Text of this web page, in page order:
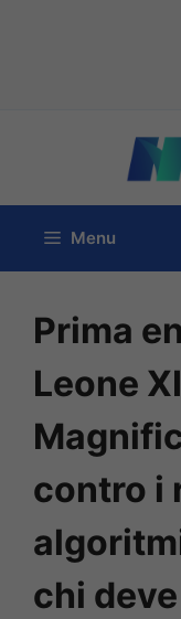
contenuto
Menu
Prima
Leone
contro i
chi